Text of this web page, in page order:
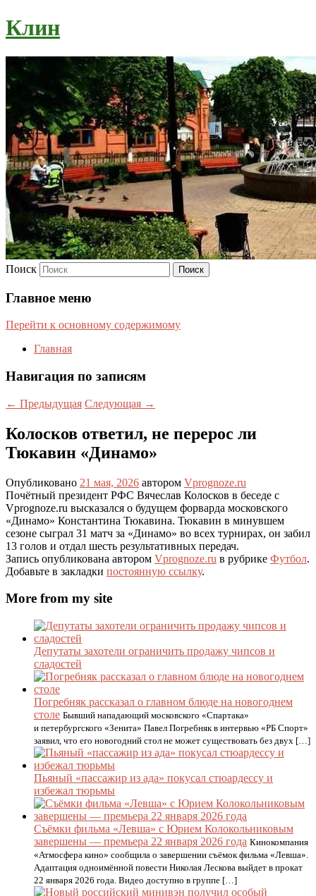
Клин
Поиск
Главное меню
Перейти к основному содержимому
Главная
Навигация по записям
← Предыдущая Следующая →
Колосков ответил, не перерос ли
Тюкавин «Динамо»
Опубликовано 21 мая, 2026 автором Vprognoze.ru
Почётный президент РФС Вячеслав Колосков в беседе с
Vprognoze.ru высказался о будущем форварда московского
«Динамо» Константина Тюкавина. Тюкавин в минувшем
сезоне сыграл 31 матч за «Динамо» во всех турнирах, он забил
13 голов и отдал шесть результативных передач.
Запись опубликована автором Vprognoze.ru в рубрике Футбол.
Добавьте в закладки постоянную ссылку.
More from my site
Депутаты захотели ограничить продажу чипсов и
сладостей
Погребняк рассказал о главном блюде на новогоднем
столе Бывший нападающий московского «Спартака»
и петербургского «Зенита» Павел Погребняк в интервью «РБ Спорт»
заявил, что его новогодний стол не может существовать без двух […]
Пьяный «пассажир из ада» покусал стюардессу и
избежал тюрьмы
Съёмки фильма «Левша» с Юрием Колокольниковым
завершены — премьера 22 января 2026 года Кинокомпания
«Атмосфера кино» сообщила о завершении съёмок фильма «Левша».
Адаптация одноимённой повести Николая Лескова выйдет в прокат
22 января 2026 года. Видео доступно в группе […]